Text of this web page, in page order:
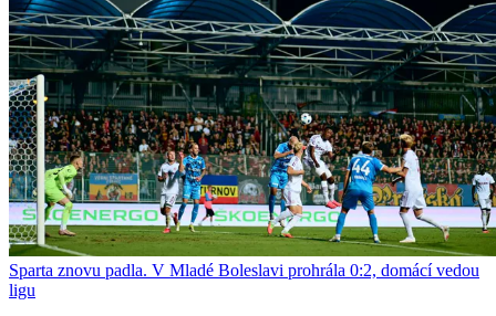
Sparta znovu padla. V Mladé Boleslavi prohrála 0:2, domácí vedou
ligu